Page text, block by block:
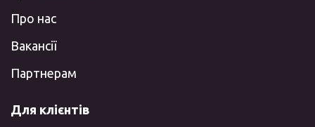
Про нас
Вакансії
Партнерам
Для клієнтів